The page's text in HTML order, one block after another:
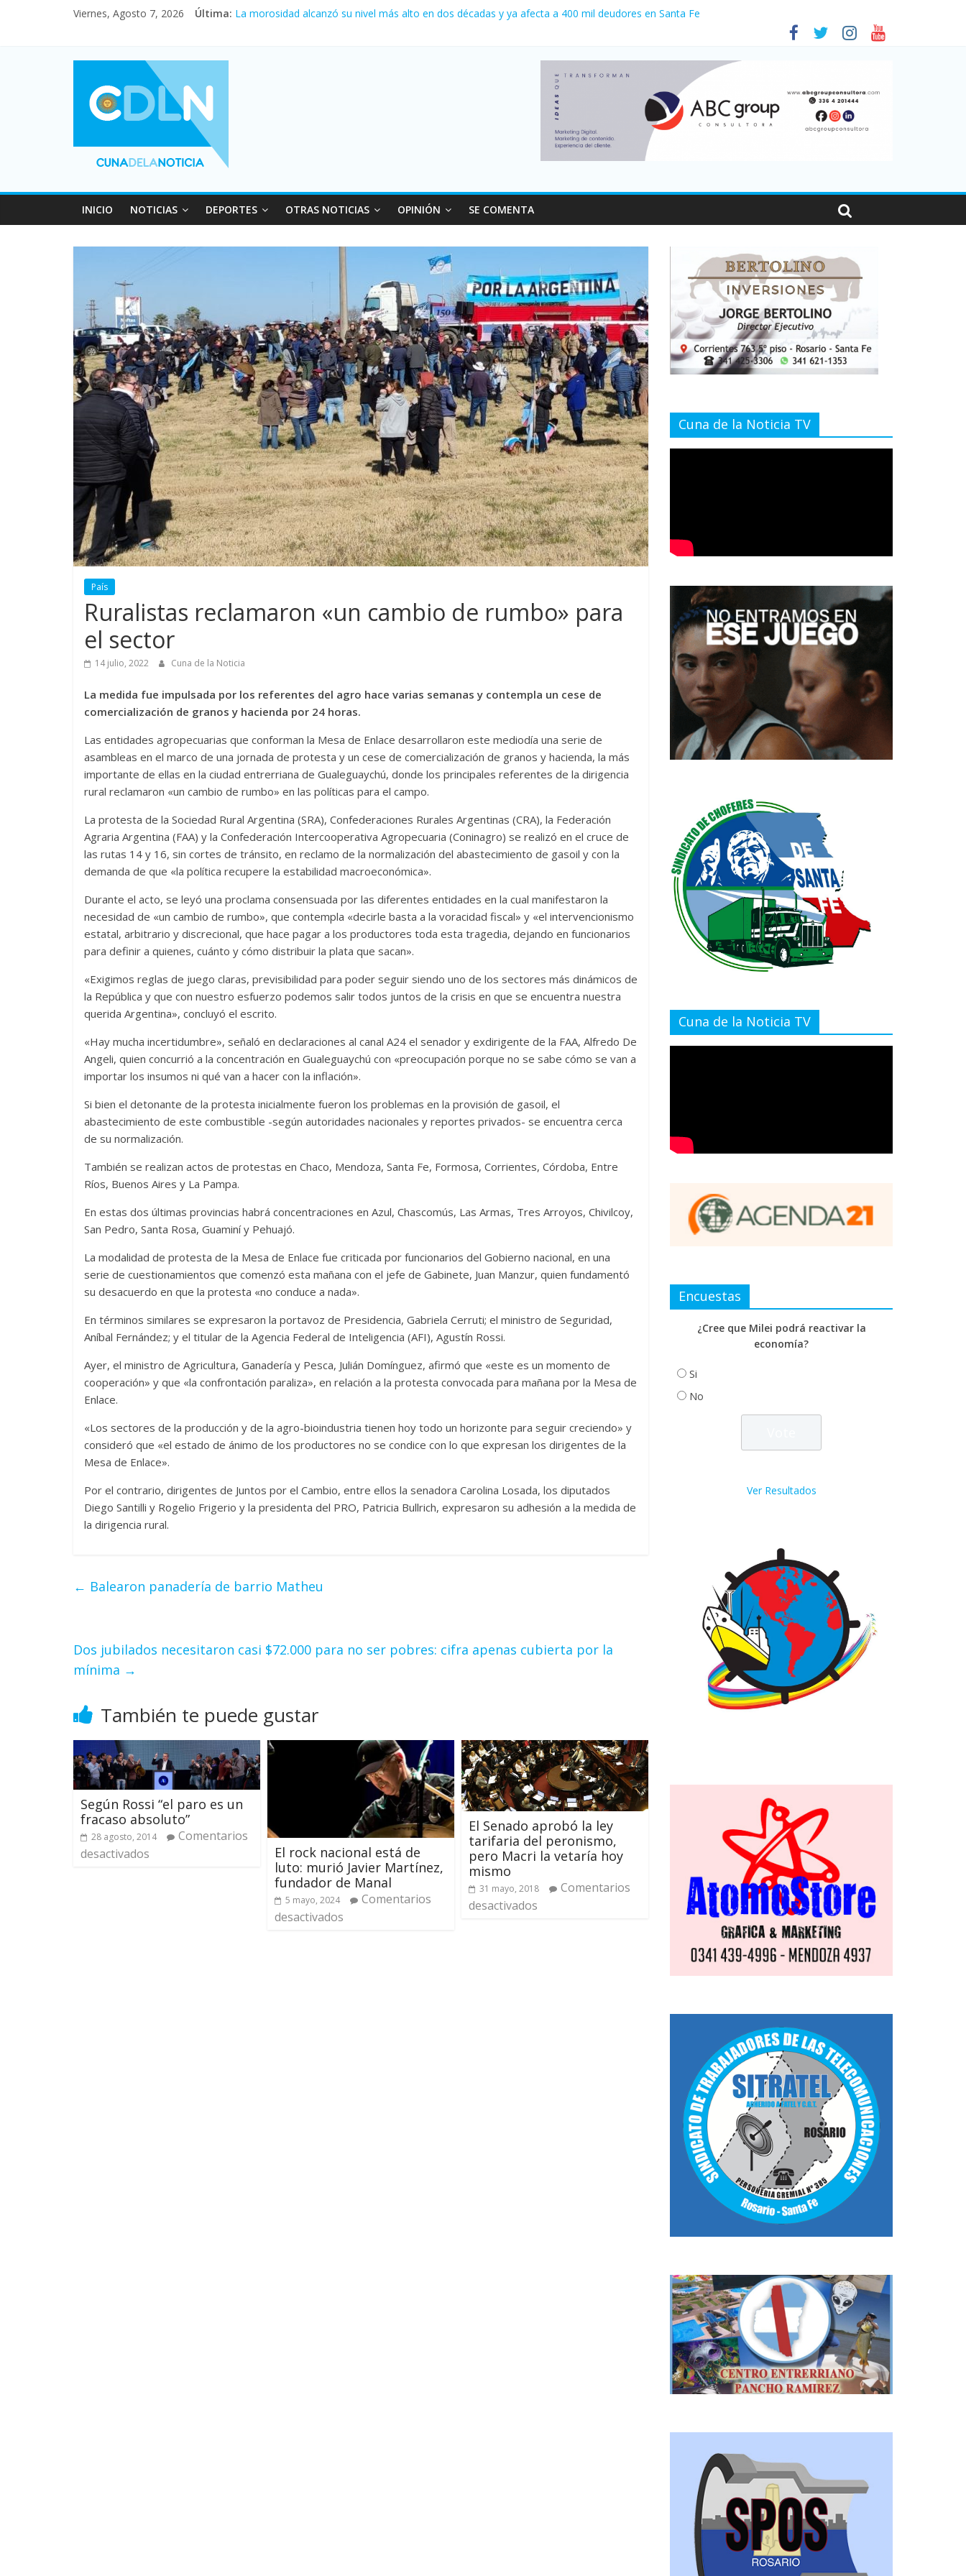
Viernes, Agosto 7, 2026 Última: Central venció 1 a 0 al River de Coudet en el Monumental
La morosidad alcanzó su nivel más alto en dos décadas y ya afecta a 400 mil deudores en Santa Fe
Fuerte caída de la venta de autos usados en julio: bajó un 12,6% interanual
INICIO NOTICIAS DEPORTES OTRAS NOTICIAS OPINIÓN SE COMENTA
País
Ruralistas reclamaron «un cambio de rumbo» para
el sector
14 julio, 2022 Cuna de la Noticia
La medida fue impulsada por los referentes del agro hace varias semanas y contempla un cese de
comercialización de granos y hacienda por 24 horas.
Las entidades agropecuarias que conforman la Mesa de Enlace desarrollaron este mediodía una serie de
asambleas en el marco de una jornada de protesta y un cese de comercialización de granos y hacienda, la más
importante de ellas en la ciudad entrerriana de Gualeguaychú, donde los principales referentes de la dirigencia
rural reclamaron «un cambio de rumbo» en las políticas para el campo.
La protesta de la Sociedad Rural Argentina (SRA), Confederaciones Rurales Argentinas (CRA), la Federación
Agraria Argentina (FAA) y la Confederación Intercooperativa Agropecuaria (Coninagro) se realizó en el cruce de
las rutas 14 y 16, sin cortes de tránsito, en reclamo de la normalización del abastecimiento de gasoil y con la
demanda de que «la política recupere la estabilidad macroeconómica».
Durante el acto, se leyó una proclama consensuada por las diferentes entidades en la cual manifestaron la
necesidad de «un cambio de rumbo», que contempla «decirle basta a la voracidad fiscal» y «el intervencionismo
estatal, arbitrario y discrecional, que hace pagar a los productores toda esta tragedia, dejando en funcionarios
para definir a quienes, cuánto y cómo distribuir la plata que sacan».
«Exigimos reglas de juego claras, previsibilidad para poder seguir siendo uno de los sectores más dinámicos de
la República y que con nuestro esfuerzo podemos salir todos juntos de la crisis en que se encuentra nuestra
querida Argentina», concluyó el escrito.
«Hay mucha incertidumbre», señaló en declaraciones al canal A24 el senador y exdirigente de la FAA, Alfredo De
Angeli, quien concurrió a la concentración en Gualeguaychú con «preocupación porque no se sabe cómo se van a
importar los insumos ni qué van a hacer con la inflación».
Si bien el detonante de la protesta inicialmente fueron los problemas en la provisión de gasoil, el
abastecimiento de este combustible -según autoridades nacionales y reportes privados- se encuentra cerca
de su normalización.
También se realizan actos de protestas en Chaco, Mendoza, Santa Fe, Formosa, Corrientes, Córdoba, Entre
Ríos, Buenos Aires y La Pampa.
En estas dos últimas provincias habrá concentraciones en Azul, Chascomús, Las Armas, Tres Arroyos, Chivilcoy,
San Pedro, Santa Rosa, Guaminí y Pehuajó.
La modalidad de protesta de la Mesa de Enlace fue criticada por funcionarios del Gobierno nacional, en una
serie de cuestionamientos que comenzó esta mañana con el jefe de Gabinete, Juan Manzur, quien fundamentó
su desacuerdo en que la protesta «no conduce a nada».
En términos similares se expresaron la portavoz de Presidencia, Gabriela Cerruti; el ministro de Seguridad,
Aníbal Fernández; y el titular de la Agencia Federal de Inteligencia (AFI), Agustín Rossi.
Ayer, el ministro de Agricultura, Ganadería y Pesca, Julián Domínguez, afirmó que «este es un momento de
cooperación» y que «la confrontación paraliza», en relación a la protesta convocada para mañana por la Mesa de
Enlace.
«Los sectores de la producción y de la agro-bioindustria tienen hoy todo un horizonte para seguir creciendo» y
consideró que «el estado de ánimo de los productores no se condice con lo que expresan los dirigentes de la
Mesa de Enlace».
Por el contrario, dirigentes de Juntos por el Cambio, entre ellos la senadora Carolina Losada, los diputados
Diego Santilli y Rogelio Frigerio y la presidenta del PRO, Patricia Bullrich, expresaron su adhesión a la medida de
la dirigencia rural.
← Balearon panadería de barrio Matheu
Dos jubilados necesitaron casi $72.000 para no ser pobres: cifra apenas cubierta por la
mínima →
También te puede gustar
Según Rossi “el paro es un
fracaso absoluto”
28 agosto, 2014
Comentarios
desactivados
El rock nacional está de
luto: murió Javier Martínez,
fundador de Manal
5 mayo, 2024
Comentarios
desactivados
El Senado aprobó la ley
tarifaria del peronismo,
pero Macri la vetaría hoy
mismo
31 mayo, 2018
Comentarios
desactivados
Cuna de la Noticia TV
Cuna de la Noticia TV
Encuestas
¿Cree que Milei podrá reactivar la
economía?
Si
No
Ver Resultados